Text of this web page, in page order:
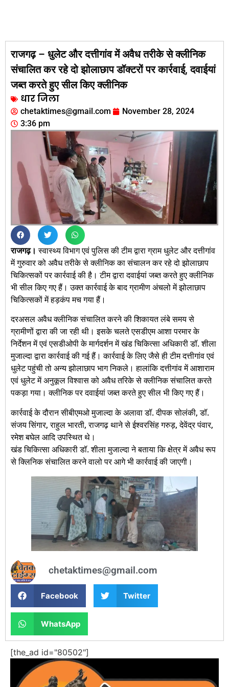
राजगढ़ – धुलेट और दत्तीगांव में अवैध तरीके से क्लीनिक
संचालित कर रहे दो झोलाछाप डॉक्टरों पर कार्रवाई, दवाईयां
जब्त करते हुए सील किए क्लीनिक
धार जिला
chetaktimes@gmail.com
November 28, 2024
3:36 pm
राजगढ़। स्वास्थ्य विभाग एवं पुलिस की टीम द्वारा ग्राम धुलेट और दत्तीगांव
में गुरुवार को अवैध तरीके से क्लीनिक का संचालन कर रहे दो झोलाछाप
चिकित्सकों पर कार्रवाई की है। टीम द्वारा दवाईयां जब्त करते हुए क्लीनिक
भी सील किए गए हैं। उक्त कार्रवाई के बाद ग्रामीण अंचलो में झोलाछाप
चिकित्सकों में हड़कंप मच गया हैं।
दरअसल अवैध क्लीनिक संचालित करने की शिकायत लंबे समय से
ग्रामीणों द्वारा की जा रही थी। इसके चलते एसडीएम आशा परमार के
निर्देशन में एवं एसडीओपी के मार्गदर्शन में खंड चिकित्सा अधिकारी डॉ. शीला
मुजाल्दा द्वारा कार्रवाई की गई हैं। कार्रवाई के लिए जैसे ही टीम दत्तीगांव एवं
धुलेट पहुंची तो अन्य झोलाछाप भाग निकले। हालांकि दत्तीगांव में आशाराम
एवं धुलेट में अनुकूल विश्वास को अवैध तरिके से क्लीनिक संचालित करते
पकड़ा गया। क्लीनिक पर दवाईयां जब्त करते हुए सील भी किए गए हैं।
कार्रवाई के दौरान सीबीएमओ मुजाल्दा के अलावा डॉ. दीपक सोलंकी, डॉ.
संजय सिंगार, राहुल भारती, राजगढ़ थाने से ईश्वरसिंह गरुड़, देवेंद्र पंवार,
रमेश बघेल आदि उपस्थित थे।
खंड चिकित्सा अधिकारी डॉ. शीला मुजाल्दा ने बताया कि क्षेत्र में अवैध रूप
से क्लिनिक संचालित करने वालो पर आगे भी कार्रवाई की जाएगी।
chetaktimes@gmail.com
Facebook Twitter
WhatsApp
[the_ad id="80502"]